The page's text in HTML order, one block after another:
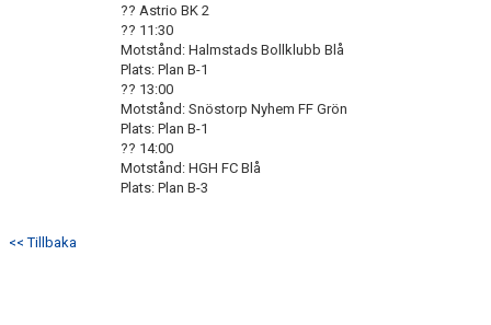
?? Astrio BK 2
?? 11:30
Motstånd: Halmstads Bollklubb Blå
Plats: Plan B-1
?? 13:00
Motstånd: Snöstorp Nyhem FF Grön
Plats: Plan B-1
?? 14:00
Motstånd: HGH FC Blå
Plats: Plan B-3
<< Tillbaka